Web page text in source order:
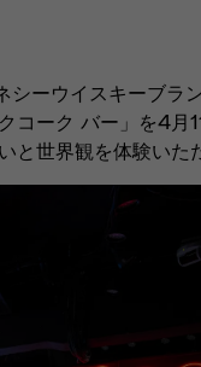
ーウイスキーブラ
ーク バー」を4
世界観を体験いた